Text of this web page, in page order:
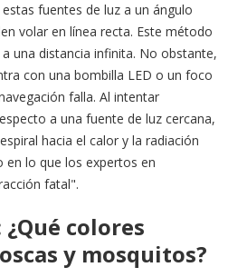
fuentes de luz a un ángulo
volar en línea recta. Este método
una distancia infinita. No obstante,
con una bombilla LED o un foco
falla. Al intentar
a una fuente de luz cercana,
hacia el calor y la radiación
lo que los expertos en
fatal".
colores
y mosquitos?